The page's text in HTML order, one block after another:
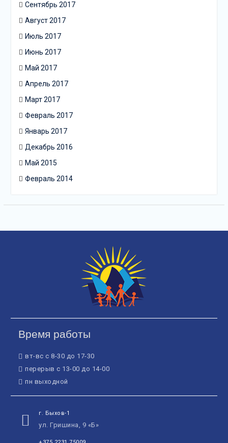
Сентябрь 2017
Август 2017
Июль 2017
Июнь 2017
Май 2017
Апрель 2017
Март 2017
Февраль 2017
Январь 2017
Декабрь 2016
Май 2015
Февраль 2014
Время работы
вт-вс с 8-30 до 17-30
перерыв с 13-00 до 14-00
пн выходной
г. Быхов-1
ул. Гришина, 9 «Б»